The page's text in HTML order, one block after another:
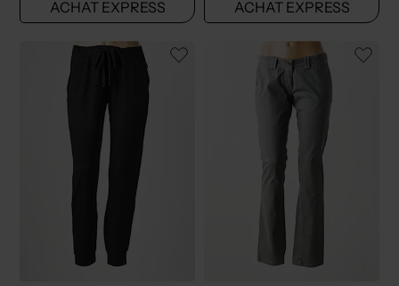
ACHAT EXPRESS ACHAT EXPRESS